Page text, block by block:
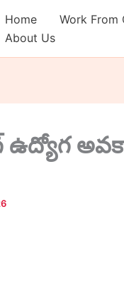
Home Work From
About Us
ఉద్యోగ